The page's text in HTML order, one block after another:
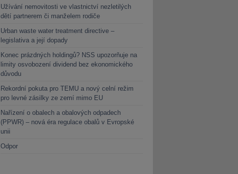
Užívání nemovitosti ve vlastnictví nezletilých
dětí partnerem či manželem rodiče
Urban waste water treatment directive –
legislativa a její dopady
Konec prázdných holdingů? NSS upozorňuje na
limity osvobození dividend bez ekonomického
důvodu
Rekordní pokuta pro TEMU a nový celní režim
pro levné zásilky ze zemí mimo EU
Nařízení o obalech a obalových odpadech
(PPWR) – nová éra regulace obalů v Evropské
unii
Odpor